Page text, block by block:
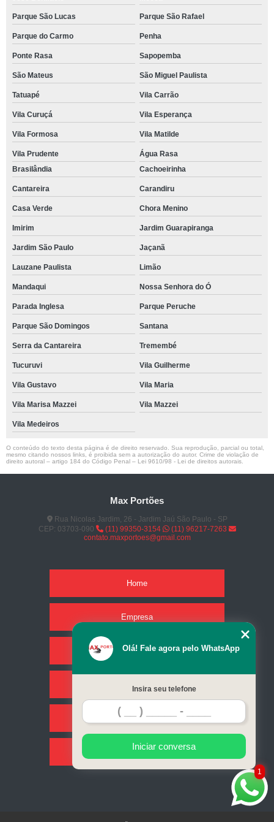
Parque São Lucas Parque São Rafael
Parque do Carmo Penha
Ponte Rasa Sapopemba
São Mateus São Miguel Paulista
Tatuapé Vila Carrão
Vila Curuçá Vila Esperança
Vila Formosa Vila Matilde
Vila Prudente
Água Rasa
Brasilândia
Cachoeirinha
Cantareira Carandiru
Casa Verde Chora Menino
Imirim Jardim Guarapiranga
Jardim São Paulo Jaçanã
Lauzane Paulista Limão
Mandaqui Nossa Senhora do Ó
Parada Inglesa Parque Peruche
Parque São Domingos Santana
Serra da Cantareira Tremembé
Tucuruvi Vila Guilherme
Vila Gustavo Vila Maria
Vila Marisa Mazzei Vila Mazzei
Vila Medeiros
O conteúdo do texto desta página é de direito reservado. Sua reprodução, parcial ou total,
mesmo citando nossos links, é proibida sem a autorização do autor. Crime de violação de
direito autoral – artigo 184 do Código Penal – Lei 9610/98 - Lei de direitos autorais
Max Portões
Rua Nicolas Jardim, 26 - Jardim Jaú São Paulo - SP
CEP: 03703-090
(11) 99350-3154
(11) 96217-7263
contato.maxportoes@gmail.com
Home
Empresa
Missão
Serviços
Contato
Mapa do site
1
Olá! Fale agora pelo WhatsApp
Insira seu telefone
Iniciar conversa